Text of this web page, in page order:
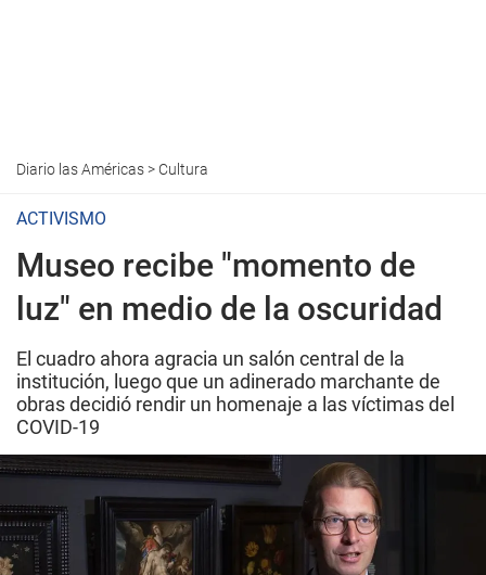
Diario las Américas> Cultura
ACTIVISMO
Museo recibe "momento de
luz" en medio de la oscuridad
El cuadro ahora agracia un salón central de la
institución, luego que un adinerado marchante de
obras decidió rendir un homenaje a las víctimas del
COVID-19